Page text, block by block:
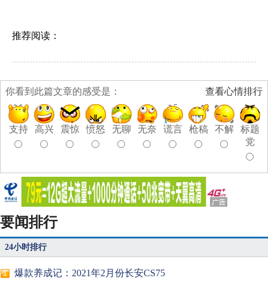
推荐阅读：
查看心情排行
你看到此篇文章的感受是：
支持 高兴 震惊 愤怒 无聊 无奈 谎言 枪稿 不解
标题
党
要闻排行
24小时排行
1 爆款养成记：2021年2月份长安CS75